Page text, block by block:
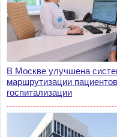
В Москве улучшена
маршрутизации
госпитализации